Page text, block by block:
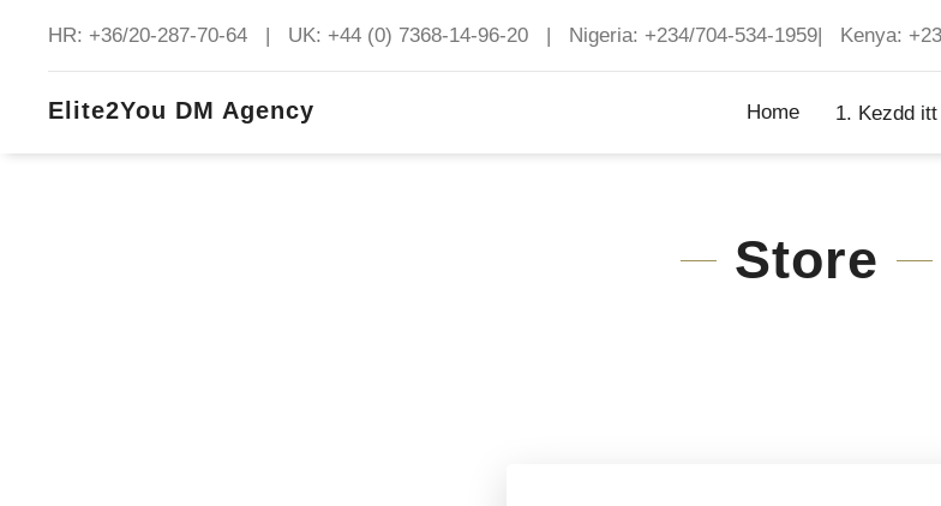
HR: +36/20-287-70-64 | UK: +44 (0) 7368-14-96-20 | Nigeria: +234/704-534-1959| Kenya:
Elite2You DM Agency Home 1. Kezdd itt
Store